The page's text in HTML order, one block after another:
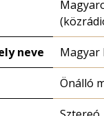
neve Magyar
Önálló